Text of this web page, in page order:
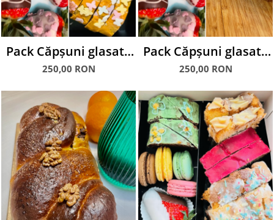
Pack Căpșuni glasate
& Chec glazurat
250,00 RON
Pack Căpșuni glasate
& Cozonac
250,00 RON